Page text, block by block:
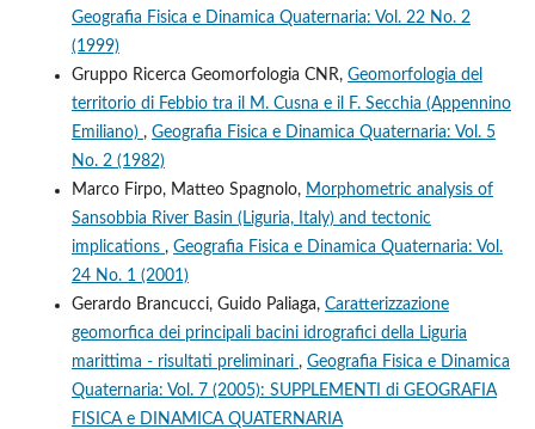
Geografia Fisica e Dinamica Quaternaria: Vol. 22 No. 2
(1999)
Gruppo Ricerca Geomorfologia CNR, Geomorfologia del
territorio di Febbio tra il M. Cusna e il F. Secchia (Appennino
Emiliano) , Geografia Fisica e Dinamica Quaternaria: Vol. 5
No. 2 (1982)
Marco Firpo, Matteo Spagnolo, Morphometric analysis of
Sansobbia River Basin (Liguria, Italy) and tectonic
implications , Geografia Fisica e Dinamica Quaternaria: Vol.
24 No. 1 (2001)
Gerardo Brancucci, Guido Paliaga, Caratterizzazione
geomorfica dei principali bacini idrografici della Liguria
marittima - risultati preliminari , Geografia Fisica e Dinamica
Quaternaria: Vol. 7 (2005): SUPPLEMENTI di GEOGRAFIA
FISICA e DINAMICA QUATERNARIA